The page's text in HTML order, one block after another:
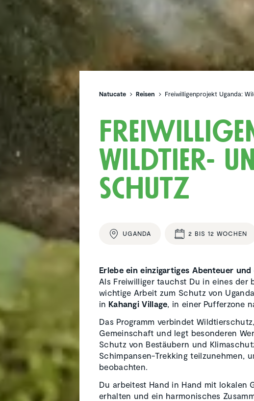
Natucate Reisen Freiwilligenprojekt Uganda:
Wildtier-
schutz
UGANDA 2 BIS 12 WOCHEN
Erlebe ein einzigartiges Abenteuer
Als Freiwilliger tauchst Du in eines
wichtige Arbeit zum Schutz von
in Kahangi Village, in einer Pufferzone
Das Programm verbindet
Gemeinschaft und legt besonderen
Schutz von Bestäubern und
Schimpansen-Trekking teilzunehmen,
beobachten.
Du arbeitest Hand in Hand mit lokalen
erhalten und ein harmonisches